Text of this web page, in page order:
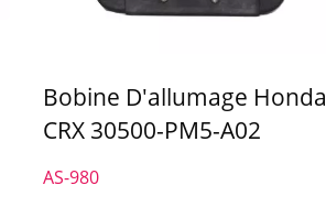
Bobine D'allumage Honda
CRX 30500-PM5-A02
AS-980